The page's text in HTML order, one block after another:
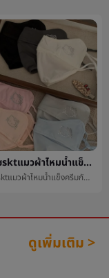
ร้อนเพชรktแมวผ้าไหมน้ำแข็งครีมกันแดดระบายอากาศได้ดีป้องกันCanthusมาสก์หญิงฤดูร้อนสูงสีมูลค่าต่อต้านอัลตราไวโอเลตร่มเงาหน้ากาก
ร้อนเพชรktแมวผ้าไหมน้ำแข็งครีมกันแดดระบายอากาศได้ดีป้องกันCanthusมาสก์หญิงฤดูร้อนสูงสีมูลค่าต่อต้านอัลตราไวโอเลตร่มเงาหน้ากาก
ดูเพิ่มเติม >